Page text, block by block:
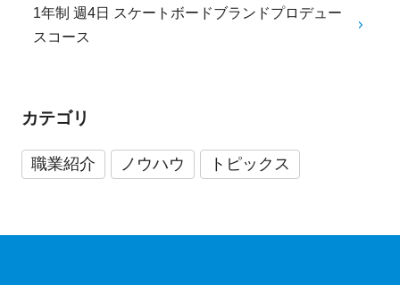
1年制 週4日 スケートボードブランドプロデュー
スコース
カテゴリ
職業紹介 ノウハウ トピックス